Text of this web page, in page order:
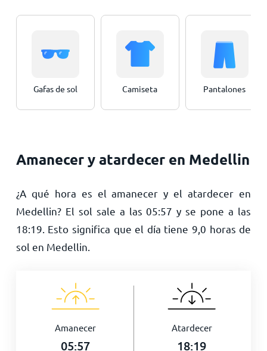
Gafas de sol Camiseta Pantalones
Amanecer y atardecer en Medellin
¿A qué hora es el amanecer y el atardecer en
Medellin? El sol sale a las05:57 y se pone a las
18:19 . Esto significa que el día tiene 9,0 horas de
sol en Medellin.
Amanecer
05:57
Atardecer
18:19